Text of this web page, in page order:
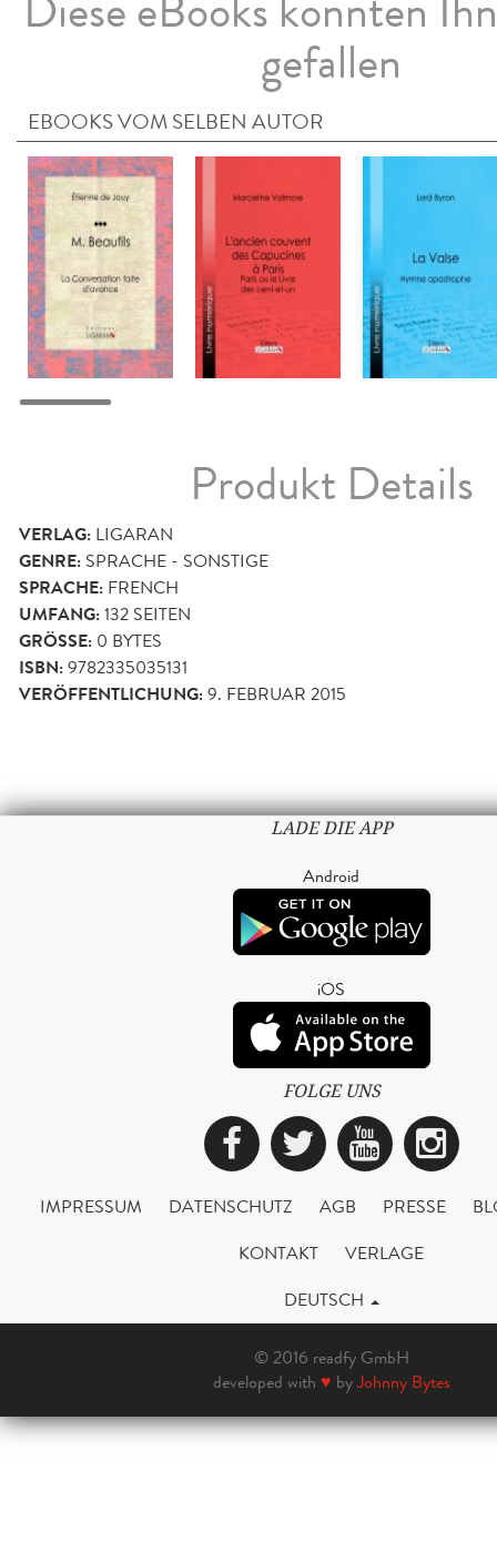
gefallen
EBOOKS VOM SELBEN AUTOR
Produkt Details
VERLAG: LIGARAN
GENRE: SPRACHE - SONSTIGE
SPRACHE: FRENCH
UMFANG:132 SEITEN
GRÖSSE: 0 BYTES
ISBN:9782335035131
VERÖFFENTLICHUNG:9. FEBRUAR 2015
LADE DIE APP
Android
iOS
FOLGE UNS
Facebook
Twitter
IMPRESSUM DATENSCHUTZ AGB PRESSE
KONTAKT
VERLAGE
DEUTSCH
© 2016 readfy GmbH
developed with ♥ byJohnny Bytes